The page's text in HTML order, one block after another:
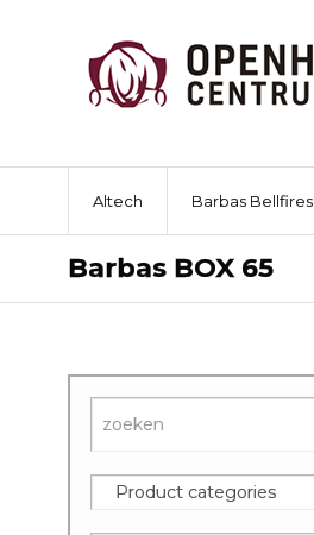
Altech Barbas Bellfires
Barbas BOX 65